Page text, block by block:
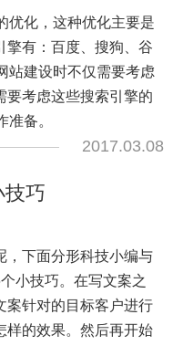
优化，这种优化主要是
擎有：百度、搜狗、谷
站建设时不仅需要考虑
要考虑这些搜索引擎的
备。
2017.03.08
技巧
，下面分形科技小编与
小技巧。在写文案之
案针对的目标客户进行
样的效果。然后再开始